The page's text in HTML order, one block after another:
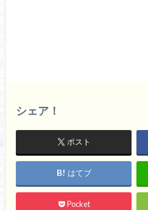
シェア！
ポスト
はてブ
Pocket